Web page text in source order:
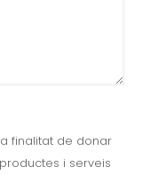
finalitat de donar
i serveis